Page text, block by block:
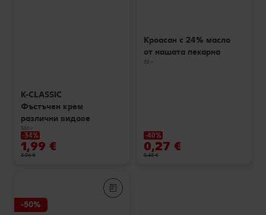
K-CLASSIC
Фъстъчен крем
различни видове
350 г
-34%
1,99 €
3,06 €
Кроасан с 24% масло
от нашата пекарна
55 г
-40%
0,27 €
0,45 €
-50%